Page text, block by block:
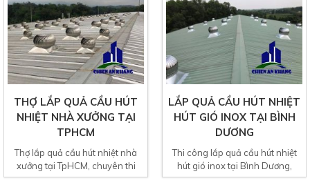
THỢ LẮP QUẢ CẦU HÚT
NHIỆT NHÀ XƯỞNG TẠI
TPHCM
Thợ lắp quả cầu hút nhiệt nhà
xưởng tại TpHCM, chuyên thi
công lắp đặt quả...
LẮP QUẢ CẦU HÚT NHIỆT
HÚT GIÓ INOX TẠI BÌNH
DƯƠNG
Thi công lắp quả cầu hút nhiệt
hút gió inox tại Bình Dương,
nhận lắp cầu xoay...